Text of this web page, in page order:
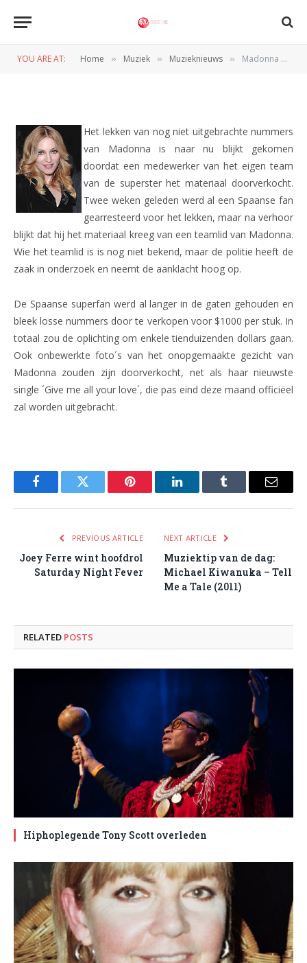
YOU ARE AT: Home » Muziek » Muzieknieuws » Madonna opgelicht door eigen medewerker
Madonna opgelicht door eigen
Het lekken van nog niet uitgebrachte nummers
van Madonna is naar nu blijkt gekomen
doordat een medewerker van het eigen team
van de superster het materiaal doorverkocht.
Twee weken geleden werd al een Spaanse fan
gearresteerd voor het lekken, maar na verhoor
blijkt dat hij het materiaal kreeg van een teamlid van Madonna.
Wie het teamlid is is nog niet bekend, maar de politie heeft de
zaak in onderzoek en neemt de aanklacht hoog op.
De Spaanse superfan werd al langer in de gaten gehouden en
bleek losse nummers door te verkopen voor $1000 per stuk. In
totaal zou de oplichting om enkele tienduizenden dollars gaan.
Ook onbewerkte foto´s van het onopgemaakte gezicht van
Madonna zouden zijn doorverkocht, net als haar nieuwste
single ´Give me all your love´, die pas eind deze maand officiëel
zal worden uitgebracht.
FacebookTwitter Pinterest LinkedInTumblr Email
PREVIOUS ARTICLE
Joey Ferre wint hoofdrol
Saturday Night Fever
NEXT ARTICLE
Muziektip van de dag:
Michael Kiwanuka – Tell
Me a Tale (2011)
RELATED POSTS
Hiphoplegende Tony Scott overleden